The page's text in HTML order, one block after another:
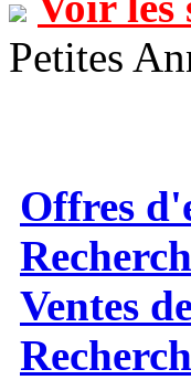
Petites
Offres
Ventes